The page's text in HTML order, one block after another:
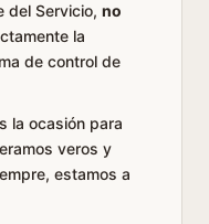
del Servicio, no
la
de control de
la ocasión para
veros y
estamos a